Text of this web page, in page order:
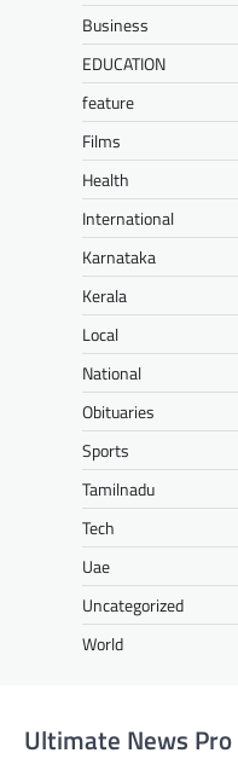
Business
EDUCATION
feature
Films
Health
International
Karnataka
Kerala
Local
National
Obituaries
Sports
Tamilnadu
Tech
Uae
Uncategorized
World
Ultimate News Pro